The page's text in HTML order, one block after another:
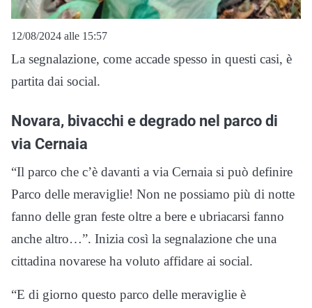
12/08/2024 alle 15:57
La segnalazione, come accade spesso in questi casi, è
partita dai social.
Novara, bivacchi e degrado nel parco di
via Cernaia
“Il parco che c’è davanti a via Cernaia si può definire
Parco delle meraviglie! Non ne possiamo più di notte
fanno delle gran feste oltre a bere e ubriacarsi fanno
anche altro…”. Inizia così la segnalazione che una
cittadina novarese ha voluto affidare ai social.
“E di giorno questo parco delle meraviglie è